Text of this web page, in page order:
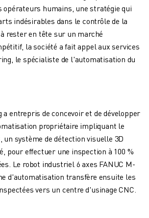
TALENTS
AVEC FANUC
opérateurs humains, une stratégie qui
indésirables dans le contrôle de la
rester en tête sur un marché
la société a fait appel aux services
le spécialiste de l'automatisation du
a entrepris de concevoir et de développer
propriétaire impliquant le
un système de détection visuelle 3D
pour effectuer une inspection à 100 %
Le robot industriel 6 axes FANUC M-
d'automatisation transfère ensuite les
vers un centre d'usinage CNC.